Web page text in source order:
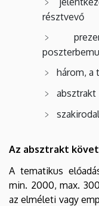
résztvevő
három, a
absztrakt
Az absztrakt
A tematikus
min. 2000, max.
az elméleti vagy